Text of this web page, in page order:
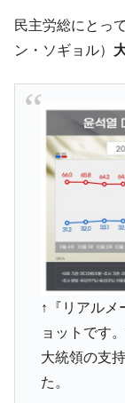
民主労総にとっ
ン・ソギョル）
↑『リアルメ
ョットです
大統領の支
た。